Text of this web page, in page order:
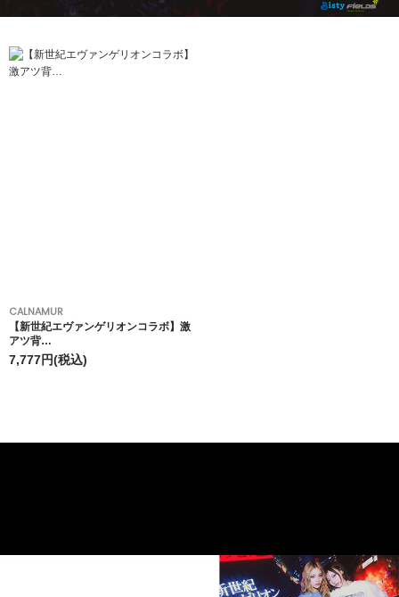
CALNAMUR
【新世紀エヴァンゲリオンコラボ】激
アツ背…
7,777円(税込)